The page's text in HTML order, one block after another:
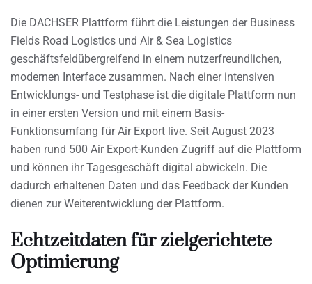
Die DACHSER Plattform führt die Leistungen der Business
Fields Road Logistics und Air & Sea Logistics
geschäftsfeldübergreifend in einem nutzerfreundlichen,
modernen Interface zusammen. Nach einer intensiven
Entwicklungs- und Testphase ist die digitale Plattform nun
in einer ersten Version und mit einem Basis-
Funktionsumfang für Air Export live. Seit August 2023
haben rund 500 Air Export-Kunden Zugriff auf die Plattform
und können ihr Tagesgeschäft digital abwickeln. Die
dadurch erhaltenen Daten und das Feedback der Kunden
dienen zur Weiterentwicklung der Plattform.
Echtzeitdaten für zielgerichtete
Optimierung